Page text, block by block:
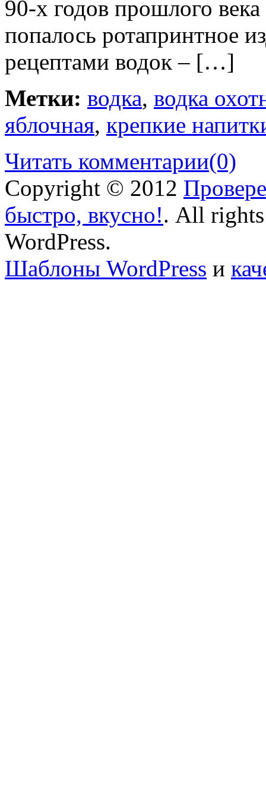
90-х годов прошлого
попалось ротапринтное
рецептами водок – […]
Метки: водка, водка
яблочная, крепкие
Читать комментарии(0)
Copyright © 2012
быстро, вкусно!. All rights
WordPress.
Шаблоны WordPress и